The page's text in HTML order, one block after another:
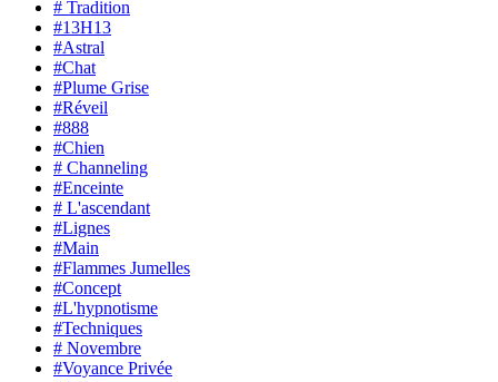
# Tradition
#13H13
#Astral
#Chat
#Plume Grise
#Réveil
#888
#Chien
# Channeling
#Enceinte
# L'ascendant
#Lignes
#Main
#Flammes Jumelles
#Concept
#L'hypnotisme
#Techniques
# Novembre
#Voyance Privée